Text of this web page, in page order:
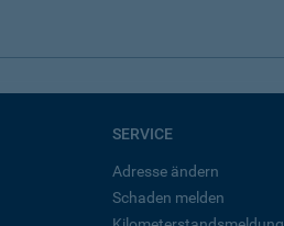
SERVICE
Adresse ändern
Schaden melden